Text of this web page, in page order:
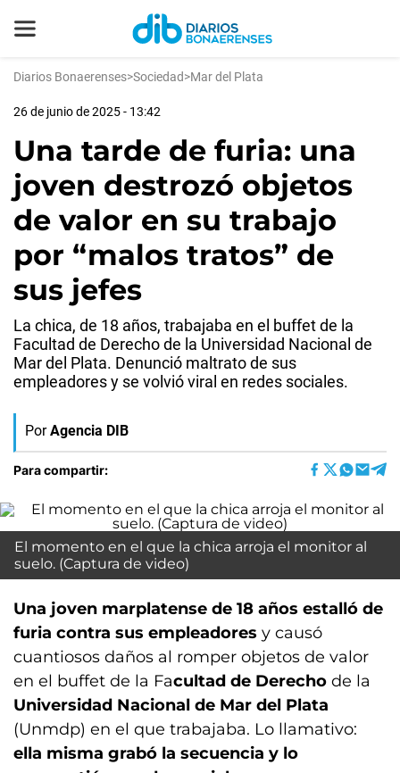
Diarios Bonaerenses>Sociedad>Mar del Plata
26 de junio de 2025 - 13:42
Una tarde de furia: una
joven destrozó objetos
de valor en su trabajo
por “malos tratos” de
sus jefes
La chica, de 18 años, trabajaba en el buffet de la
Facultad de Derecho de la Universidad Nacional de
Mar del Plata. Denunció maltrato de sus
empleadores y se volvió viral en redes sociales.
Por Agencia DIB
Para compartir:
El momento en el que la chica arroja el monitor al
suelo. (Captura de video)
Una joven marplatense de 18 años estalló de
furia contra sus empleadores y causó
cuantiosos daños al romper objetos de valor
en el buffet de la Facultad de Derecho de la
Universidad Nacional de Mar del Plata
(Unmdp) en el que trabajaba. Lo llamativo:
ella misma grabó la secuencia y lo